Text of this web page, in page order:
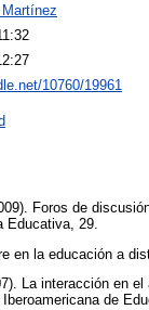
10760/19961
Foros de
Educativa, 29.
en la educación a
La interacción en
de